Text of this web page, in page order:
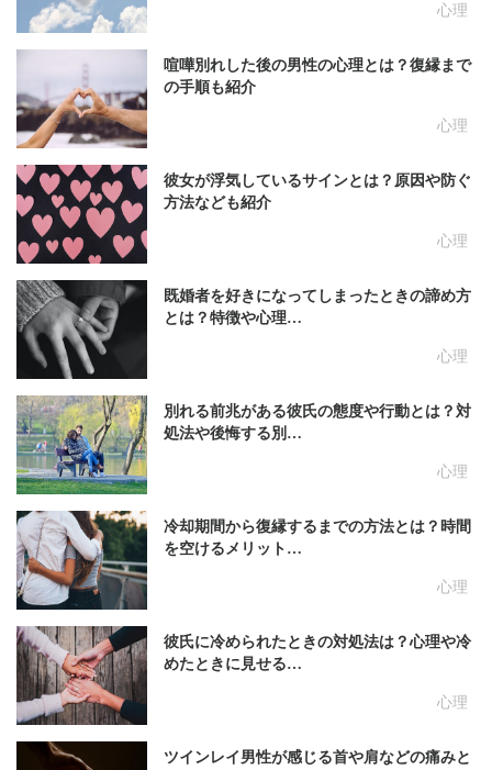
心理
心理
喧嘩別れした後の男性の心理とは？復縁まで
の手順も紹介
心理
彼女が浮気しているサインとは？原因や防ぐ
方法なども紹介
心理
既婚者を好きになってしまったときの諦め方
とは？特徴や心理…
心理
別れる前兆がある彼氏の態度や行動とは？対
処法や後悔する別…
心理
冷却期間から復縁するまでの方法とは？時間
を空けるメリット…
心理
彼氏に冷められたときの対処法は？心理や冷
めたときに見せる…
ツインレイ男性が感じる首や肩などの痛みと